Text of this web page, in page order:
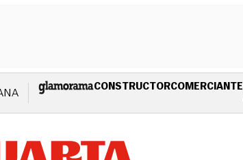
CONSTRUCTORCOMERCIANTE